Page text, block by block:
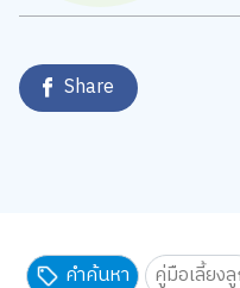
Share
คำค้นหา คู่มือเลี้ยง